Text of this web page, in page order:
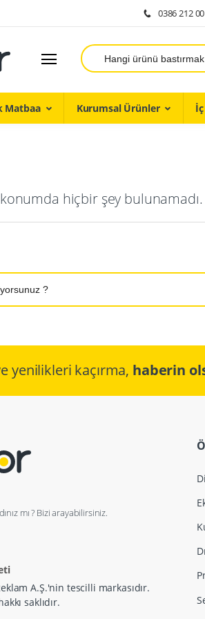
0386 212
Ara
Matbaa Kurumsal Ürünler
hiçbir şey bulunamadı.
yenilikleri kaçırma, haberin
mı ? Bizi arayabilirsiniz.
A.Ş.'nin tescilli markasıdır.
saklıdır.